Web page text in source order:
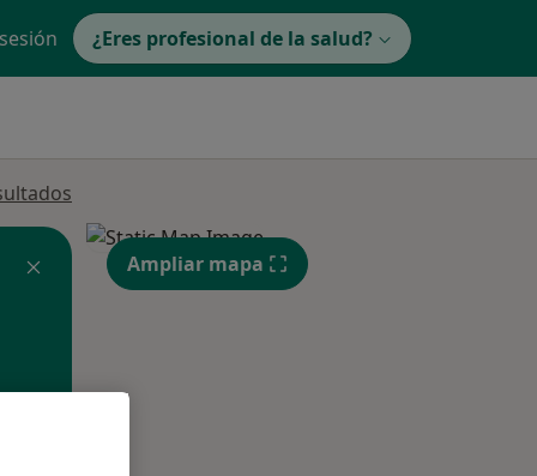
¿Eres profesional de la salud?
Ampliar mapa